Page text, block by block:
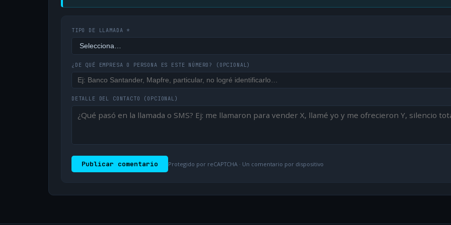
TIPO DE LLAMADA *
¿DE QUÉ EMPRESA O PERSONA ES ESTE NÚMERO? (OPCIONAL)
DETALLE DEL CONTACTO (OPCIONAL)
Publicar comentario Protegido por reCAPTCHA · Un comentario por dispositivo